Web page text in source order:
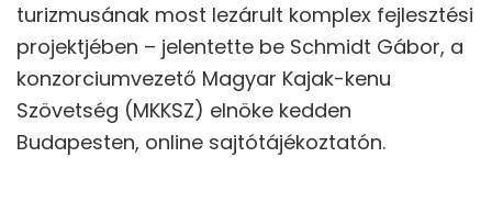
turizmusának most lezárult komplex fejlesztési
projektjében – jelentette be Schmidt Gábor, a
konzorciumvezető Magyar Kajak-kenu
Szövetség (MKKSZ) elnöke kedden
Budapesten, online sajtótájékoztatón.